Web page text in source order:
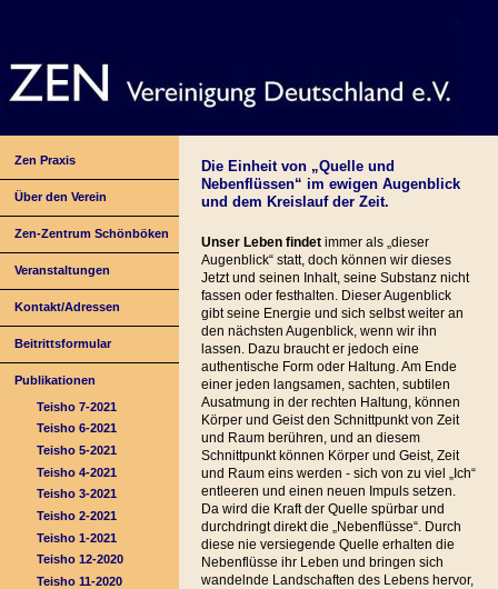
Zen Praxis
Über den Verein
Zen-Zentrum Schönböken
Veranstaltungen
Kontakt/Adressen
Beitrittsformular
Publikationen
Teisho 7-2021
Teisho 6-2021
Teisho 5-2021
Teisho 4-2021
Teisho 3-2021
Teisho 2-2021
Teisho 1-2021
Teisho 12-2020
Teisho 11-2020
Die Einheit von „Quelle und
Nebenflüssen“ im ewigen Augenblick
und dem Kreislauf der Zeit.
Unser Leben findetimmer als „dieser
Augenblick“ statt, doch können wir dieses
Jetzt und seinen Inhalt, seine Substanz nicht
fassen oder festhalten. Dieser Augenblick
gibt seine Energie und sich selbst weiter an
den nächsten Augenblick, wenn wir ihn
lassen. Dazu braucht er jedoch eine
authentische Form oder Haltung. Am Ende
einer jeden langsamen, sachten, subtilen
Ausatmung in der rechten Haltung, können
Körper und Geist den Schnittpunkt von Zeit
und Raum berühren, und an diesem
Schnittpunkt können Körper und Geist, Zeit
und Raum eins werden - sich von zu viel „Ich“
entleeren und einen neuen Impuls setzen.
Da wird die Kraft der Quelle spürbar und
durchdringt direkt die „Nebenflüsse“. Durch
diese nie versiegende Quelle erhalten die
Nebenflüsse ihr Leben und bringen sich
wandelnde Landschaften des Lebens hervor,